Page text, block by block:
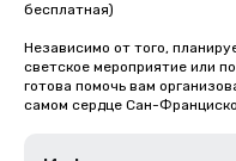
бесплатная)
Независимо от того,
светское мероприятие или
готова помочь вам
самом сердце Сан-